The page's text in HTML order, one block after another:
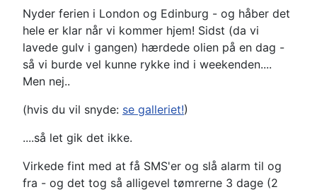
Nyder ferien i London og Edinburg - og håber det
hele er klar når vi kommer hjem! Sidst (da vi
lavede gulv i gangen) hærdede olien på en dag -
så vi burde vel kunne rykke ind i weekenden....
Men nej..
(hvis du vil snyde: se galleriet!)
....så let gik det ikke.
Virkede fint med at få SMS'er og slå alarm til og
fra - og det tog så alligevel tømrerne 3 dage (2